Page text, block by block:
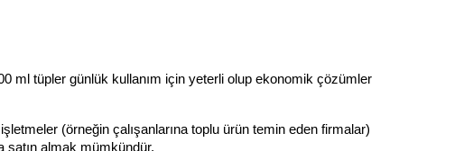
ml tüpler günlük kullanım için yeterli olup ekonomik çözümler
(örneğin çalışanlarına toplu ürün temin eden firmalar)
satın almak mümkündür.